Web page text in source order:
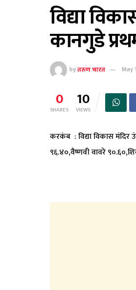
विद्या
कानगुडे
byतरुण भारत May
0
SHARES 10
VIEWS
करकंब : विद्या विकास मंदिर
९६.४०,वैष्णवी वावरे